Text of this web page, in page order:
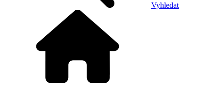
Vyhledat